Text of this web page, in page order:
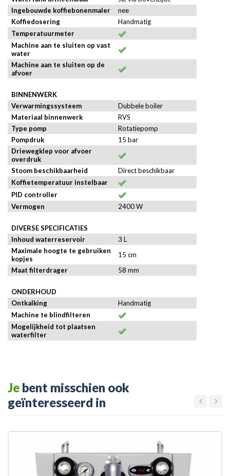
Ingebouwde koffiebonenmaler
nee
Koffiedosering
Handmatig
Temperatuurmeter
Machine aan te sluiten op vast
water
Machine aan te sluiten op de
afvoer
BINNENWERK
Verwarmingssysteem
Dubbele boiler
Materiaal binnenwerk
RVS
Type pomp
Rotatiepomp
Pompdruk
15 bar
Driewegklep voor afvoer
overdruk
Stoom beschikbaarheid
Direct beschikbaar
Koffietemperatuur instelbaar
PID controller
Vermogen
2400 W
DIVERSE SPECIFICATIES
Inhoud waterreservoir
3 L
Maximale hoogte te gebruiken
kopjes
15 cm
Maat filterdrager
58 mm
ONDERHOUD
Ontkalking
Handmatig
Machine te blindfilteren
Mogelijkheid tot plaatsen
waterfilter
Je bent misschien ook
geïnteresseerd in